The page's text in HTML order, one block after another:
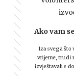
Ako vam
Iza svega što
vrijeme, trud i
izvještavali s